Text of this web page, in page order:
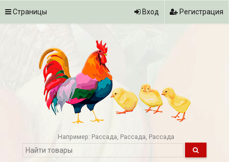
Страницы Вход Регистрация
Например: Рассада Рассада Рассада